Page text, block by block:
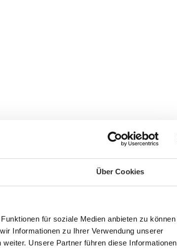
Über Cookies
für soziale Medien anbieten zu können
Informationen zu Ihrer Verwendung unserer
Unsere Partner führen diese Informationen